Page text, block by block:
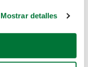
geográfica
Mostrar detalles